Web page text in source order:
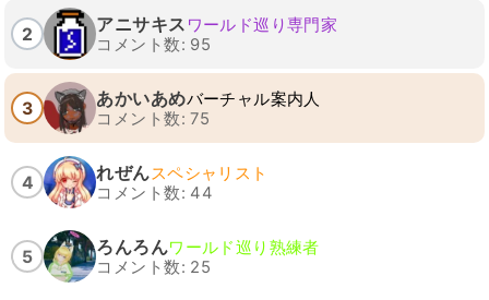
2 アニサキス ワールド巡り専門家
コメント数: 95
3 あかいあめバーチャル案内人
コメント数: 75
4 れぜんスペシャリスト
コメント数: 44
5 ろんろんワールド巡り熟練者
コメント数: 25